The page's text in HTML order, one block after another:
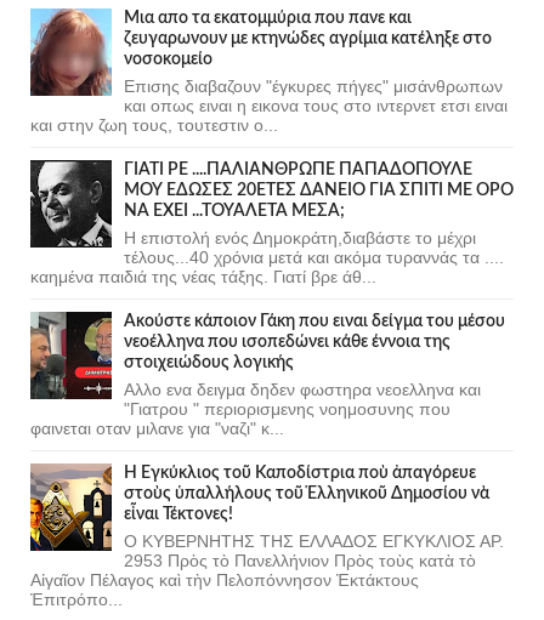
Μια απο τα εκατομμύρια που πανε και
ζευγαρωνουν με κτηνώδες αγρίμια κατέληξε στο
νοσοκομείο
Επισης διαβαζουν "έγκυρες πήγες" μισάνθρωπων
και οπως ειναι η εικονα τους στο ιντερνετ ετσι ειναι
και στην ζωη τους, τουτεστιν ο...
ΓΙΑΤΙ ΡΕ ....ΠΑΛΙΑΝΘΡΩΠΕ ΠΑΠΑΔΟΠΟΥΛΕ
ΜΟΥ ΕΔΩΣΕΣ 20ΕΤΕΣ ΔΑΝΕΙΟ ΓΙΑ ΣΠΙΤΙ ΜΕ ΟΡΟ
ΝΑ ΕΧΕΙ ...ΤΟΥΑΛΕΤΑ ΜΕΣΑ;
Η επιστολή ενός Δημοκράτη,διαβάστε το μέχρι
τέλους...40 χρόνια μετά και ακόμα τυραννάς τα ....
καημένα παιδιά της νέας τάξης. Γιατί βρε άθ...
Ακούστε κάποιον Γάκη που ειναι δείγμα του μέσου
νεοέλληνα που ισοπεδώνει κάθε έννοια της
στοιχειώδους λογικής
Αλλο ενα δειγμα δηδεν φωστηρα νεοελληνα και
"Γιατρου " περιορισμενης νοημοσυνης που
φαινεται οταν μιλανε για "ναζι" κ...
Ἡ Ἐγκύκλιος τοῦ Καποδίστρια ποὺ ἀπαγόρευε
στοὺς ὑπαλλήλους τοῦ Ἑλληνικοῦ Δημοσίου νὰ
εἶναι Τέκτονες!
Ο ΚΥΒΕΡΝΗΤΗΣ ΤΗΣ ΕΛΛΑΔΟΣ ΕΓΚΥΚΛΙΟΣ ΑΡ.
2953 Πρὸς τὸ Πανελλήνιον Πρὸς τοὺς κατὰ τὸ
Αἰγαῖον Πέλαγος καὶ τὴν Πελοπόννησον Ἐκτάκτους
Ἐπιτρόπο...